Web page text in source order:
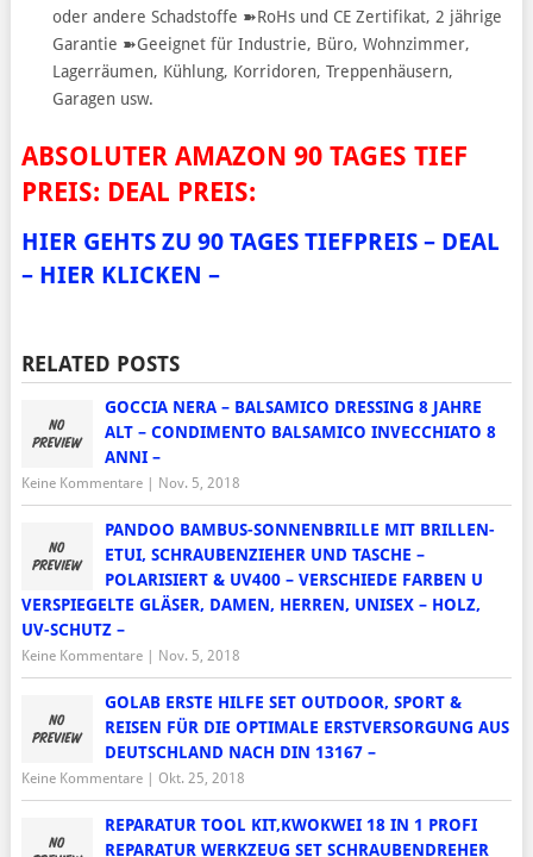
oder andere Schadstoffe ➽RoHs und CE Zertifikat, 2 jährige
Garantie ➽Geeignet für Industrie, Büro, Wohnzimmer,
Lagerräumen, Kühlung, Korridoren, Treppenhäusern,
Garagen usw.
ABSOLUTER AMAZON 90 TAGES TIEF
PREIS: DEAL PREIS:
HIER GEHTS ZU 90 TAGES TIEFPREIS – DEAL
– HIER KLICKEN –
RELATED POSTS
GOCCIA NERA – BALSAMICO DRESSING 8 JAHRE
ALT – CONDIMENTO BALSAMICO INVECCHIATO 8
ANNI –
Keine Kommentare| Nov. 5, 2018
PANDOO BAMBUS-SONNENBRILLE MIT BRILLEN-
ETUI, SCHRAUBENZIEHER UND TASCHE –
POLARISIERT & UV400 – VERSCHIEDE FARBEN U
VERSPIEGELTE GLÄSER, DAMEN, HERREN, UNISEX – HOLZ,
UV-SCHUTZ –
Keine Kommentare| Nov. 5, 2018
GOLAB ERSTE HILFE SET OUTDOOR, SPORT &
REISEN FÜR DIE OPTIMALE ERSTVERSORGUNG AUS
DEUTSCHLAND NACH DIN 13167 –
Keine Kommentare| Okt. 25, 2018
REPARATUR TOOL KIT,KWOKWEI 18 IN 1 PROFI
REPARATUR WERKZEUG SET SCHRAUBENDREHER